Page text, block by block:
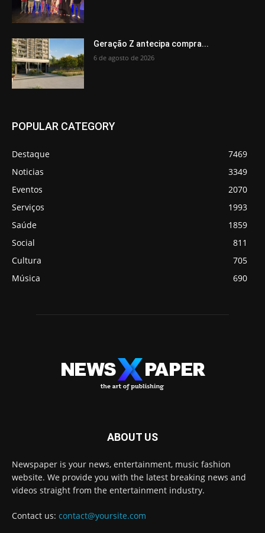
Geração Z antecipa compra...
6 de agosto de 2026
POPULAR CATEGORY
Destaque
7469
Noticias
3349
Eventos
2070
Serviços
1993
Saúde
1859
Social
811
Cultura
705
Música
690
ABOUT US
Newspaper is your news, entertainment, music fashion
website. We provide you with the latest breaking news and
videos straight from the entertainment industry.
Contact us: contact@yoursite.com